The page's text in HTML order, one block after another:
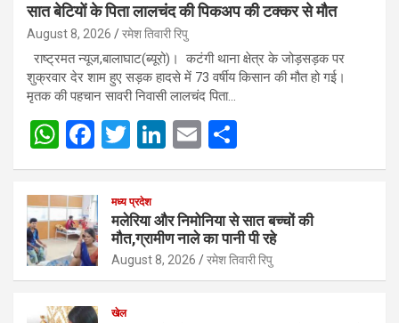
सात बेटियों के पिता लालचंद की पिकअप की टक्कर से मौत
August 8, 2026 रमेश तिवारी रिपु
राष्ट्रमत न्यूज,बालाघाट(ब्यूरो)। कटंगी थाना क्षेत्र के जोड़सड़क पर
शुक्रवार देर शाम हुए सड़क हादसे में 73 वर्षीय किसान की मौत हो गई।
मृतक की पहचान सावरी निवासी लालचंद पिता…
W
h
at
s
A
p
p
F
a
ce
b
o
o
k
T
wi
tt
er
Li
n
dI
n
E
m h
e
मध्य प्रदेश
मलेरिया और निमोनिया से सात बच्चों की
मौत,ग्रामीण नाले का पानी पी रहे
August 8, 2026 रमेश तिवारी रिपु
खेल